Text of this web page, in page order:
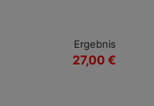
Ergebnis
27,00 €